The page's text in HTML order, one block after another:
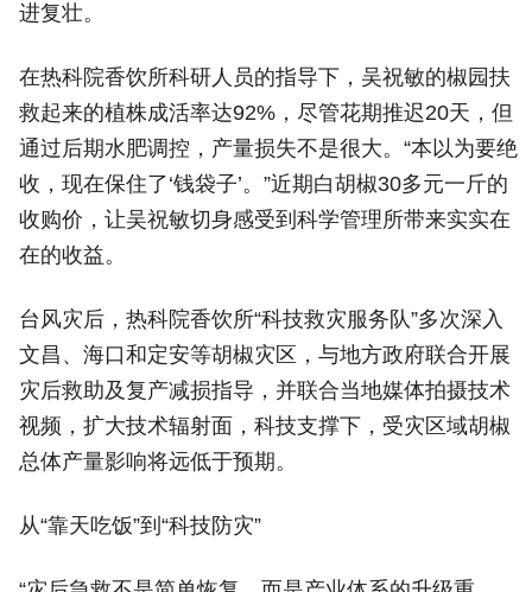
进复壮。
在热科院香饮所科研人员的指导下，吴祝敏的椒园扶
救起来的植株成活率达92%，尽管花期推迟20天，但
通过后期水肥调控，产量损失不是很大。“本以为要绝
收，现在保住了‘钱袋子’。”近期白胡椒30多元一斤的
收购价，让吴祝敏切身感受到科学管理所带来实实在
在的收益。
台风灾后，热科院香饮所“科技救灾服务队”多次深入
文昌、海口和定安等胡椒灾区，与地方政府联合开展
灾后救助及复产减损指导，并联合当地媒体拍摄技术
视频，扩大技术辐射面，科技支撑下，受灾区域胡椒
总体产量影响将远低于预期。
从“靠天吃饭”到“科技防灾”